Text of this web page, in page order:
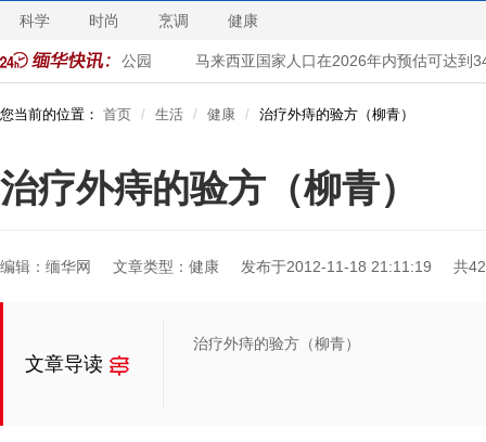
科学 时尚 烹调 健康
寨吴哥窟考古公园 马来西亚国家人口在2026年内预估可达到
您当前的位置： 首页 生活 健康 治疗外痔的验方（柳青）
治疗外痔的验方（柳青）
编辑：缅华网 文章类型：健康 发布于2012-11-18 21:11:19 共
文章导读
治疗外痔的验方（柳青）